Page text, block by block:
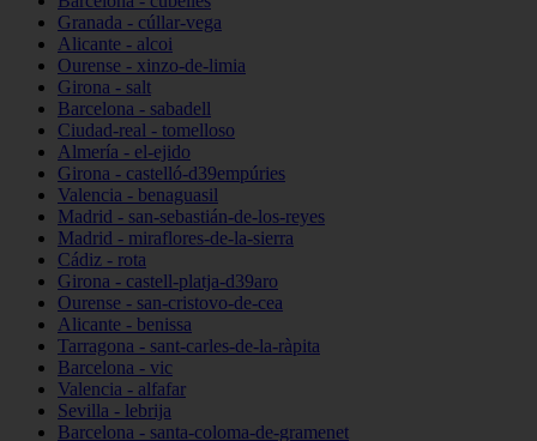
Granada - cúllar-vega
Alicante - alcoi
Ourense - xinzo-de-limia
Girona - salt
Barcelona - sabadell
Ciudad-real - tomelloso
Almería - el-ejido
Girona - castelló-d39empúries
Valencia - benaguasil
Madrid - san-sebastián-de-los-reyes
Madrid - miraflores-de-la-sierra
Cádiz - rota
Girona - castell-platja-d39aro
Ourense - san-cristovo-de-cea
Alicante - benissa
Tarragona - sant-carles-de-la-ràpita
Barcelona - vic
Valencia - alfafar
Sevilla - lebrija
Barcelona - santa-coloma-de-gramenet